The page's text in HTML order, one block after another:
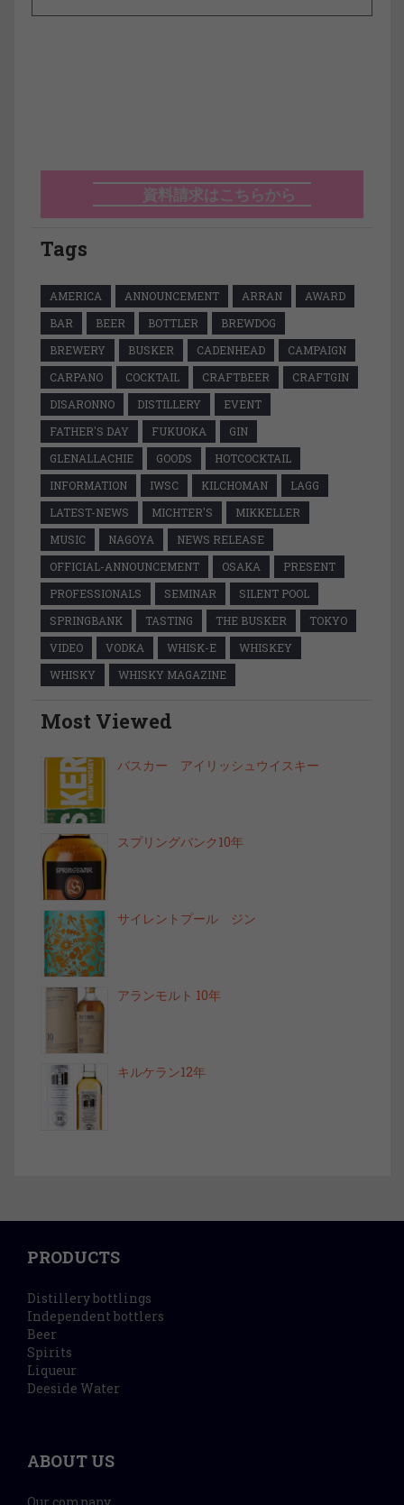
資料請求はこちらから
Tags
AMERICA ANNOUNCEMENT ARRAN
AWARD
BAR
BEER BOTTLER
BREWDOG
BREWERY
BUSKER CADENHEAD
CAMPAIGN
CARPANO
COCKTAIL CRAFTBEER
CRAFTGIN
DISARONNO
DISTILLERY
EVENT
FATHER'S DAY
FUKUOKA
GIN
GLENALLACHIE
GOODS
HOTCOCKTAIL
INFORMATION
IWSC KILCHOMAN
LAGG
LATEST-NEWS
MICHTER'S
MIKKELLER
MUSIC
NAGOYA
NEWS RELEASE
OFFICIAL-ANNOUNCEMENT
OSAKA
PRESENT
PROFESSIONALS
SEMINAR
SILENT POOL
SPRINGBANK
TASTING THE BUSKER
TOKYO
VIDEO
VODKA WHISK-E
WHISKEY
WHISKY
WHISKY MAGAZINE
Most Viewed
バスカー アイリッシュウイスキー
スプリングバンク10年
サイレントプール ジン
アランモルト 10年
キルケラン12年
PRODUCTS
Distillery bottlings
Independent bottlers
Beer
Spirits
Liqueur
Deeside Water
ABOUT US